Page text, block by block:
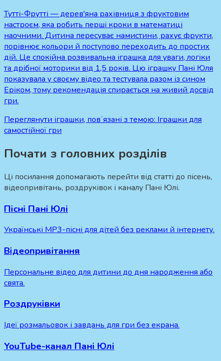
Тутті-Фрутті — дерев'яна рахівниця з фруктовим
настроєм, яка робить перші кроки в математиці
наочними. Дитина пересуває намистини, рахує фрукти,
порівнює кольори й поступово переходить до простих
дій. Це спокійна розвивальна іграшка для уваги, логіки
та дрібної моторики від 1,5 років. Цю іграшку Пані Юля
показувала у своєму відео та тестувала разом із сином
Еріком, тому рекомендація спирається на живий досвід
гри.
Переглянути іграшки, повʼязані з темою: Іграшки для
самостійної гри
Почати з головних розділів
Ці посилання допомагають перейти від статті до пісень,
відеопривітань, роздруківок і каналу Пані Юлі.
Пісні Пані Юлі
Українські MP3-пісні для дітей без реклами й інтернету.
Відеопривітання
Персональне відео для дитини до дня народження або
свята.
Роздруківки
Ідеї розмальовок і завдань для гри без екрана.
YouTube-канал Пані Юлі